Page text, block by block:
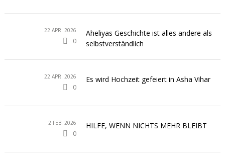
22 APR. 2026
0
Aheliyas Geschichte ist alles andere als
selbstverständlich
22 APR. 2026
0
Es wird Hochzeit gefeiert in Asha Vihar
2 FEB. 2026
0
HILFE, WENN NICHTS MEHR BLEIBT